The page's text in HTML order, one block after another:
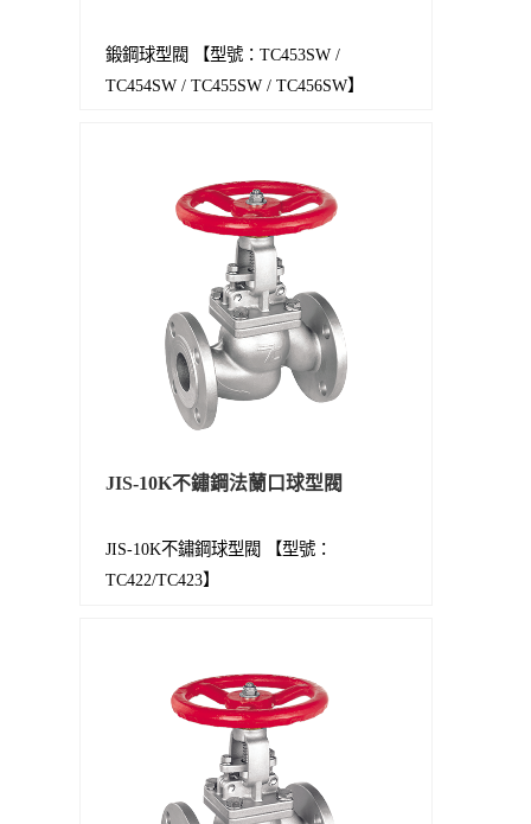
鍛鋼球型閥 【型號：TC453SW /
TC454SW / TC455SW / TC456SW】
JIS-10K不鏽鋼法蘭口球型閥
JIS-10K不鏽鋼球型閥 【型號：
TC422/TC423】